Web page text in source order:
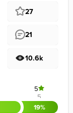
27
21
10.6k
19%
5
5